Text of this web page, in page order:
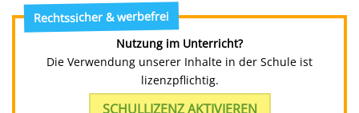
Rechtssicher & werbefrei
Nutzung im Unterricht?
Die Verwendung unserer Inhalte in der Schule ist
lizenzpflichtig.
SCHULLIZENZ AKTIVIEREN